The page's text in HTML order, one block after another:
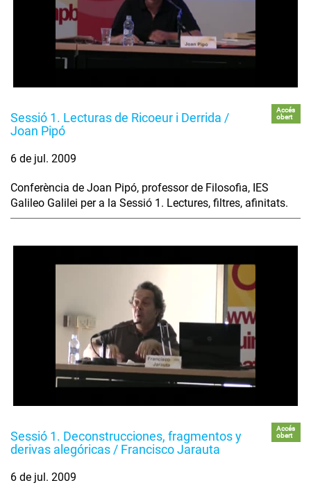
Sessió 1. Lecturas de Ricoeur i Derrida /
Joan Pipó
Accés
obert
6 de jul. 2009
Conferència de Joan Pipó, professor de Filosofia, IES
Galileo Galilei per a la Sessió 1. Lectures, filtres, afinitats.
Sessió 1. Deconstrucciones, fragmentos y
derivas alegóricas / Francisco Jarauta
Accés
obert
6 de jul. 2009